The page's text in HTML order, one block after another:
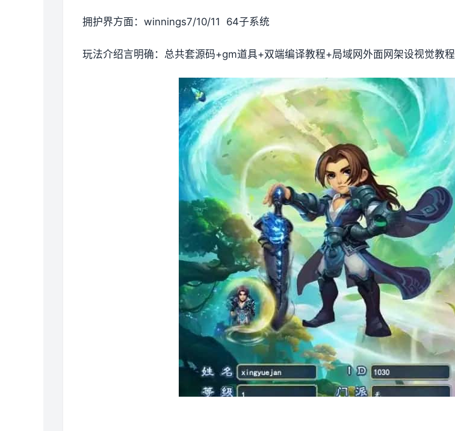
拥护界方面：winnings7/10/11 64子系统
玩法介绍言明确：总共套源码+gm道具+双端编译教程+局域网外面网架设视觉教程